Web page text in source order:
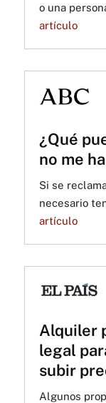
o una
artículo
¿Qué
no me
Si se
necesario
artículo
Alquiler
legal
subir
Algunos